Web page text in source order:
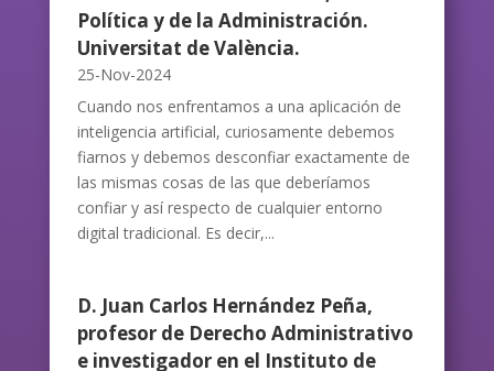
Política y de la Administración.
Universitat de València.
25-Nov-2024
Cuando nos enfrentamos a una aplicación de
inteligencia artificial, curiosamente debemos
fiarnos y debemos desconfiar exactamente de
las mismas cosas de las que deberíamos
confiar y así respecto de cualquier entorno
digital tradicional. Es decir,...
D. Juan Carlos Hernández Peña,
profesor de Derecho Administrativo
e investigador en el Instituto de